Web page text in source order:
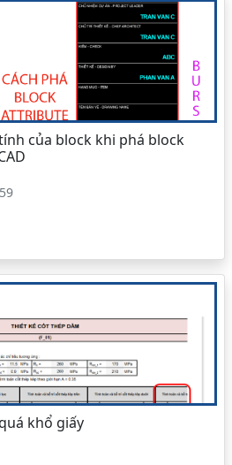
của block khi phá block
khổ giấy